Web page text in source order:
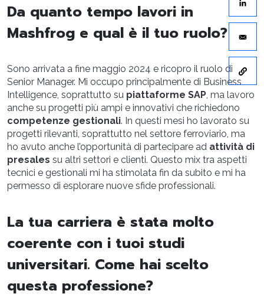
Da quanto tempo lavori in
Mashfrog e qual è il tuo ruolo?
Sono arrivata a fine maggio 2024 e ricopro il ruolo di
Senior Manager. Mi occupo principalmente di Business
Intelligence, soprattutto su piattaforme SAP, ma lavoro
anche su progetti più ampi e innovativi che richiedono
competenze gestionali. In questi mesi ho lavorato su
progetti rilevanti, soprattutto nel settore ferroviario, ma
ho avuto anche l’opportunità di partecipare ad attività di
presales su altri settori e clienti. Questo mix tra aspetti
tecnici e gestionali mi ha stimolata fin da subito e mi ha
permesso di esplorare nuove sfide professionali.
La tua carriera è stata molto
coerente con i tuoi studi
universitari. Come hai scelto
questa professione?